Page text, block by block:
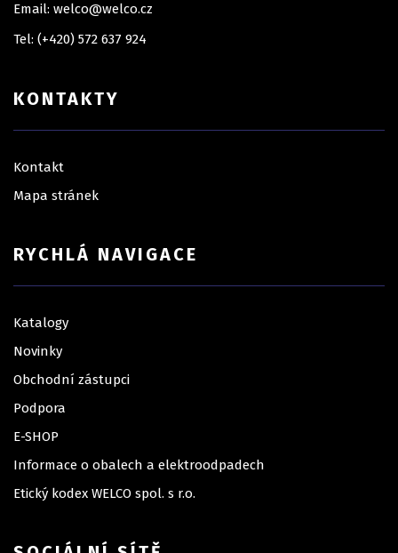
Email: welco@welco.cz
Tel: (+420) 572 637 924
KONTAKTY
Kontakt
Mapa stránek
RYCHLÁ NAVIGACE
Katalogy
Novinky
Obchodní zástupci
Podpora
E-SHOP
Informace o obalech a elektroodpadech
Etický kodex WELCO spol. s r.o.